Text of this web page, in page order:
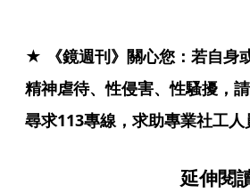
★ 《鏡週刊》關心您：若自身
精神虐待、性侵害、性騷擾，
尋求113專線，求助專業社工人
延伸閱